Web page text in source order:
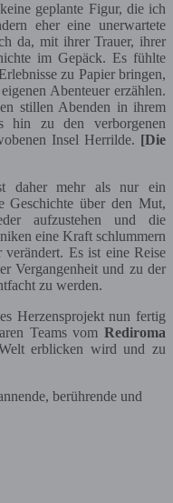
geplante Figur, die ich
eher eine unerwartete
da, mit ihrer Trauer, ihrer
im Gepäck. Es fühlte
zu Papier bringen,
Abenteuer erzählen.
stillen Abenden in ihrem
hin zu den verborgenen
Insel Herrilde. [Die
daher mehr als nur ein
Geschichte über den Mut,
aufzustehen und die
eine Kraft schlummern
Es ist eine Reise
Vergangenheit und zu der
zu werden.
Herzensprojekt nun fertig
Teams vom Rediroma
erblicken wird und zu
berührende und